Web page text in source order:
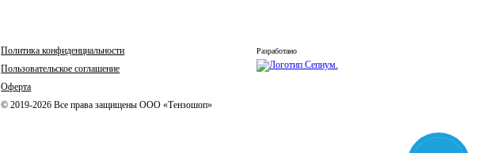
Политика конфиденциальности
Пользовательское соглашение
Оферта
© 2019-2026 Все права защищены ООО «Тензошоп»
Разработано